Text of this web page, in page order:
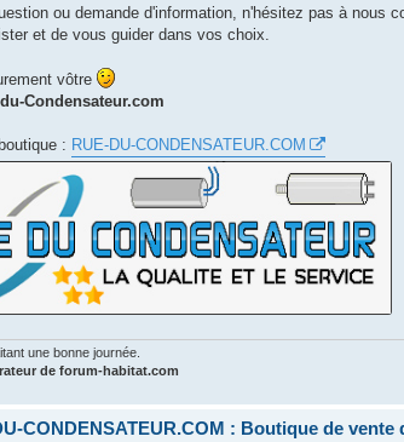
ou demande d'information, n'hésitez pas à nous
et de vous guider dans vos choix.
vôtre
du-Condensateur.com
: RUE-DU-CONDENSATEUR.COM
une bonne journée.
de forum-habitat.com
CONDENSATEUR.COM : Boutique de vente